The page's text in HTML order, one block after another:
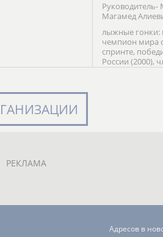
Магамед
лыжные гонки:
чемпион мира
спринте,
России (2000),
команды
Кубка России
первенств
юниорской
РЕКЛАМА
Адресов в